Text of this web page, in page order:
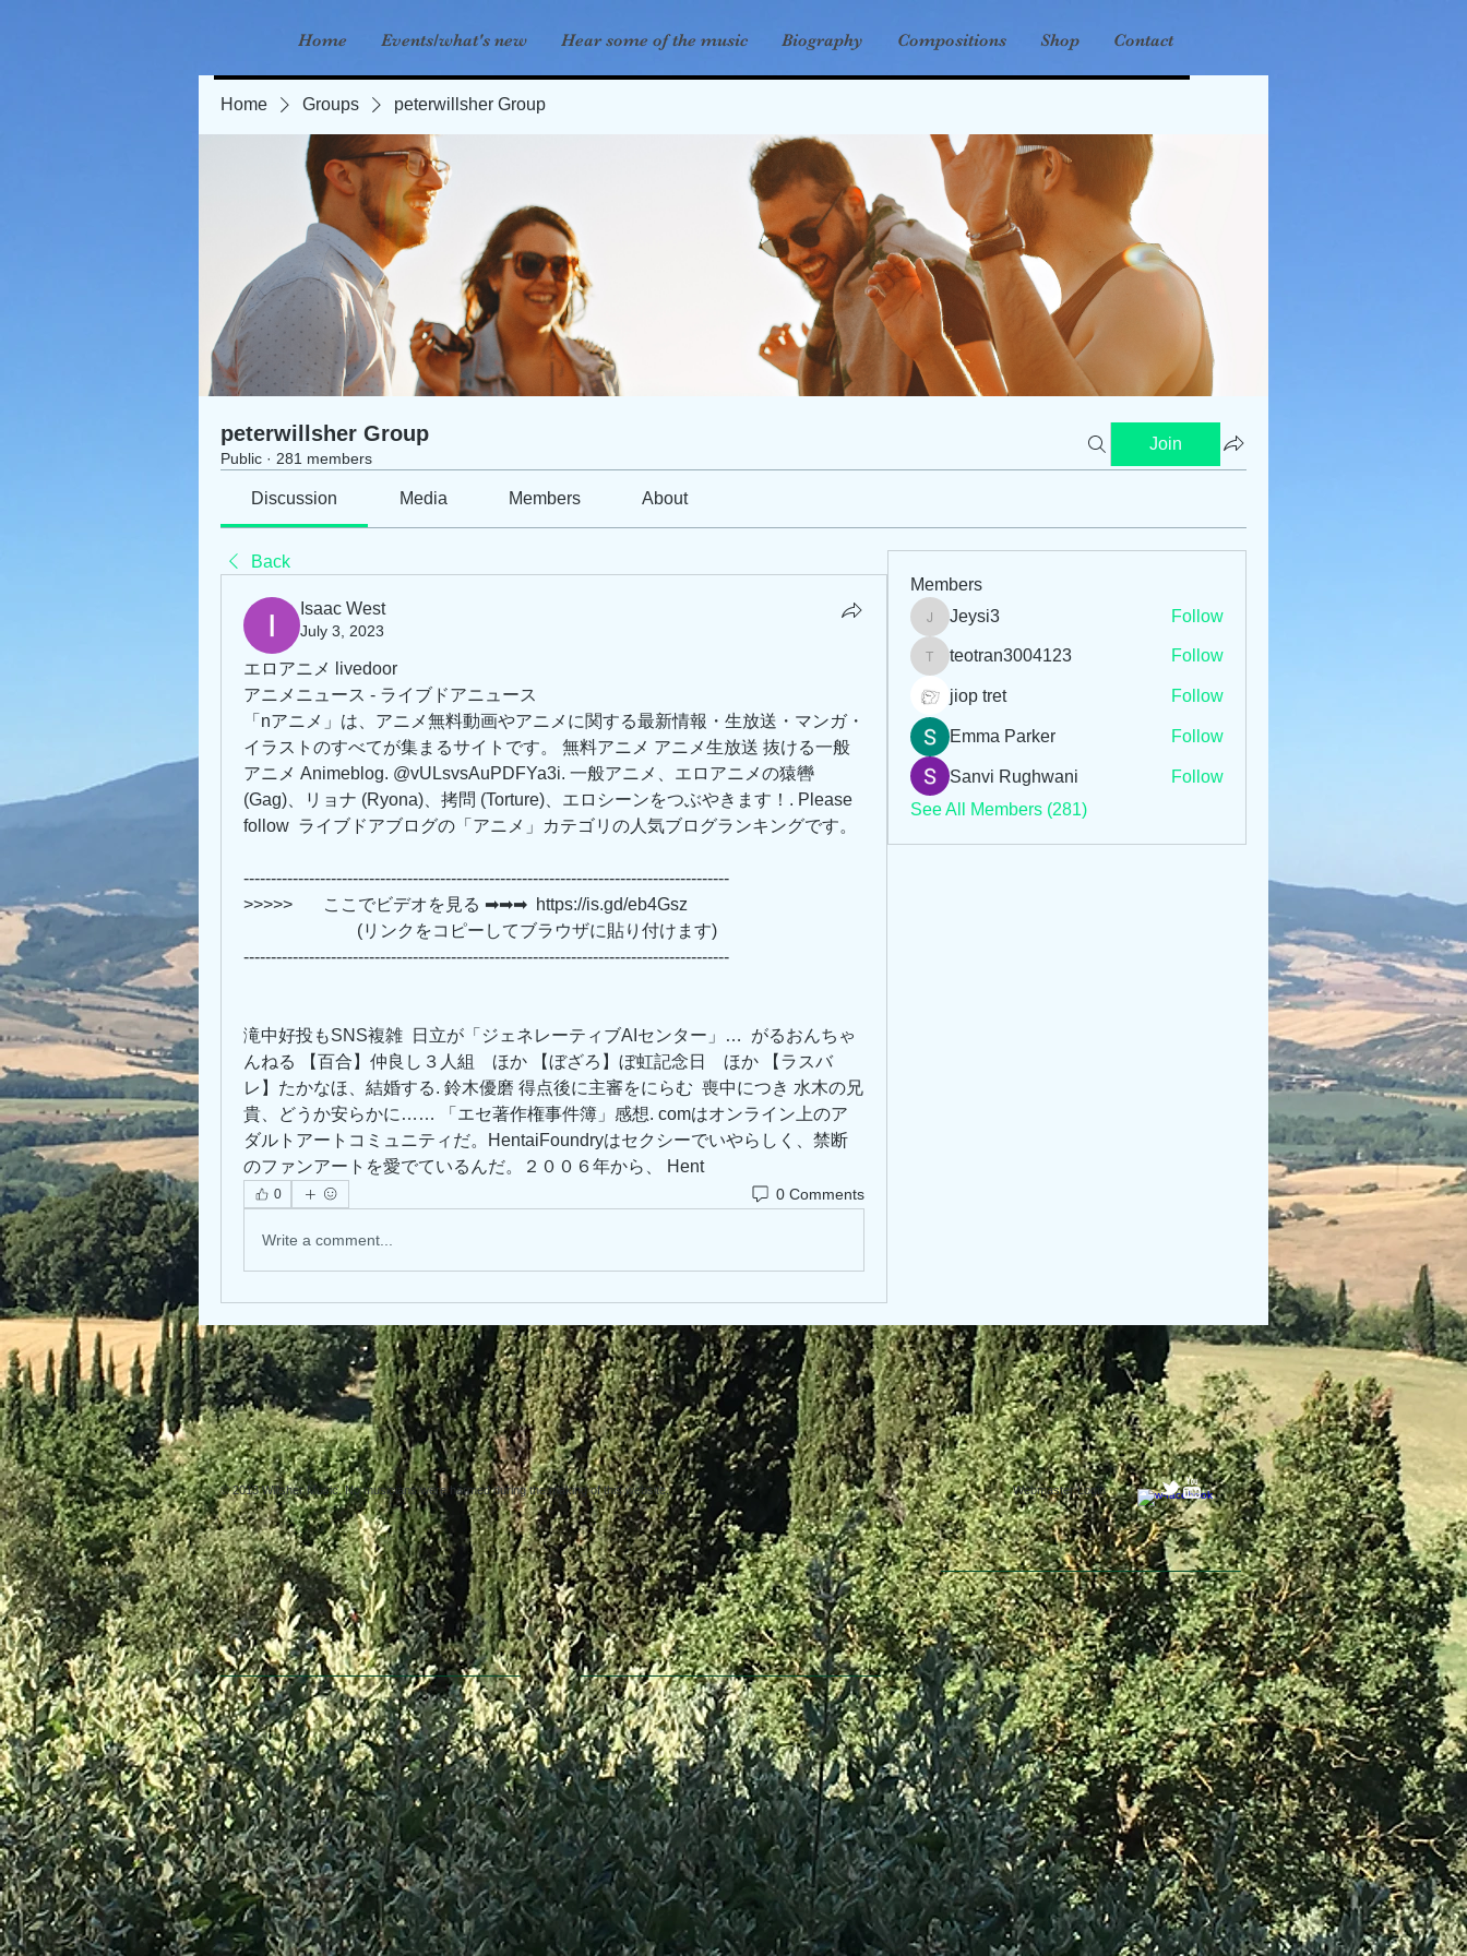
Home Events/what's new Hear some of the music Biography Compositions Shop Contact
Home Groups peterwillsher Group
peterwillsher Group
Public · 281 members
Join
Discussion Media Members About
Back
Isaac West
July 3, 2023
エロアニメ livedoor
アニメニュース - ライブドアニュース
「nアニメ」は、アニメ無料動画やアニメに関する最新情報・生放送・マンガ・
イラストのすべてが集まるサイトです。 無料アニメ アニメ生放送 抜ける一般
アニメ Animeblog. @vULsvsAuPDFYa3i. 一般アニメ、エロアニメの猿轡
(Gag)、リョナ (Ryona)、拷問 (Torture)、エロシーンをつぶやきます！. Please
follow  ライブドアブログの「アニメ」カテゴリの人気ブログランキングです。
-----------------------------------------------------------------------------------------
>>>>>       ここでビデオを見る ➡➡➡  https://is.gd/eb4Gsz
                          (リンクをコピーしてブラウザに貼り付けます)
-----------------------------------------------------------------------------------------
滝中好投もSNS複雑  日立が「ジェネレーティブAIセンター」…  がるおんちゃ
んねる 【百合】仲良し３人組　ほか 【ぼざろ】ぼ虹記念日　ほか 【ラスバ
レ】たかなほ、結婚する. 鈴木優磨 得点後に主審をにらむ  喪中につき 水木の兄
貴、どうか安らかに…… 「エセ著作権事件簿」感想. comはオンライン上のア
ダルトアートコミュニティだ。HentaiFoundryはセクシーでいやらしく、禁断
のファンアートを愛でているんだ。２００６年から、 Hent
0 0 Comments
Write a comment...
Members
Jeysi3
Jeysi3 Follow
teotran3004123
teotran3004123 Follow
jiop tret Follow
Emma Parker Follow
Sanvi Rughwani
Follow
See All Members (281)
© 2013 Willsher Music. No musicians were harmed during the making of this website. Webmaster Login